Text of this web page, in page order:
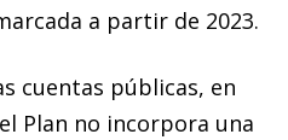
a partir de 2023.
cuentas públicas, en
Plan no incorpora una